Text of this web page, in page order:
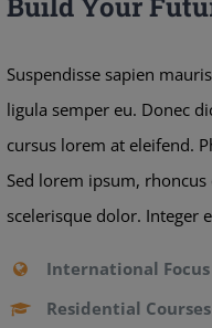
Suspendisse sapien
ligula semper eu. Donec
cursus lorem at eleifend.
Sed lorem ipsum,
scelerisque dolor. Integer
International Focus
Residential Courses